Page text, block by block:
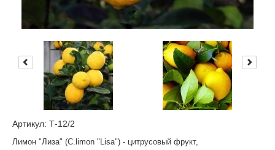
Артикул: Т-12/2
Лимон "Лиза" (C.limon "Lisa") - цитрусовый фрукт,